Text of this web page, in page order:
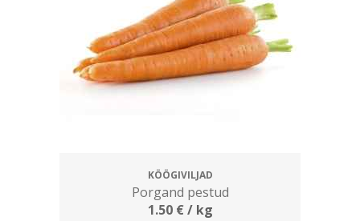
KÖÖGIVILJAD
Porgand pestud
1.50 €/ kg